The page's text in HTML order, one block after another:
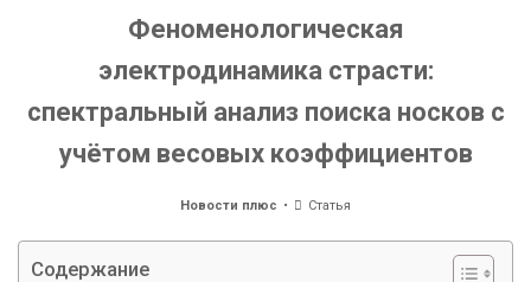
Феноменологическая
электродинамика страсти:
спектральный анализ поиска носков с
учётом весовых коэффициентов
Новости плюс Статья
Содержание